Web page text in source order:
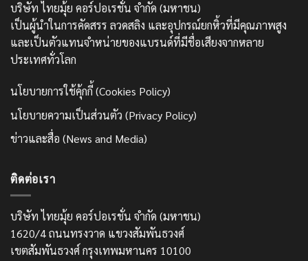
บริษัท ไทยมุ้ย คอร์ปอเรชั่น จำกัด (มหาชน)
เป็นผู้นำในการคัดสรร ลวดสลิง และอุปกรณ์ยกหิ้วที่มีคุณภาพสูง
และเป็นตัวแทนจำหน่ายของแบรนด์ที่มีชื่อเสียงจากหลาย
ประเทศทั่วโลก
นโยบายการใช้คุ้กกี้ (Cookies Policy)
นโยบายความเป็นส่วนตัว (Privacy Policy)
ข่าวและสื่อ (News and Media)
ติดต่อเรา
บริษัท ไทยมุ้ย คอร์ปอเรชั่น จำกัด (มหาชน)
1620/4 ถนนทรงวาด แขวงสัมพันธวงศ์
เขตสัมพันธวงศ์ กรุงเทพมหานคร 10100